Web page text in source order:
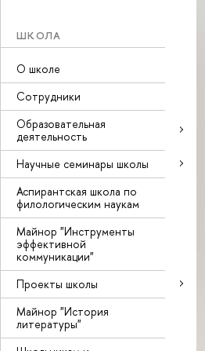
ШКОЛА
О школе
Сотрудники
Образовательная
деятельность
Научные семинары школы
Аспирантская школа по
филологическим наукам
Майнор "Инструменты
эффективной
коммуникации"
Проекты школы
Майнор "История
литературы"